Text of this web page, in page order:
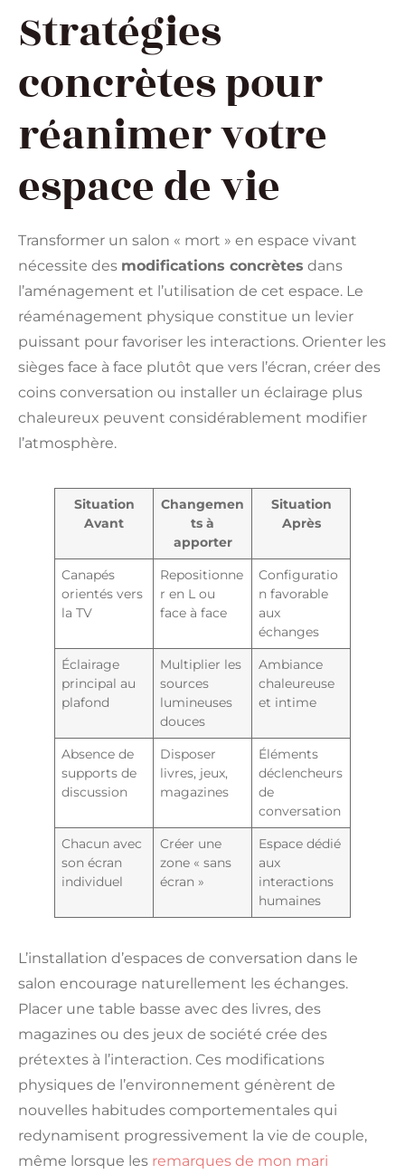
Stratégies
concrètes pour
réanimer votre
espace de vie
Transformer un salon « mort » en espace vivant
nécessite des modifications concrètes dans
l’aménagement et l’utilisation de cet espace. Le
réaménagement physique constitue un levier
puissant pour favoriser les interactions. Orienter les
sièges face à face plutôt que vers l’écran, créer des
coins conversation ou installer un éclairage plus
chaleureux peuvent considérablement modifier
l’atmosphère.
Situation
Avant
Changemen
ts à
apporter
Situation
Après
Canapés
orientés vers
la TV
Repositionne
r en L ou
face à face
Configuratio
n favorable
aux
échanges
Éclairage
principal au
plafond
Multiplier les
sources
lumineuses
douces
Ambiance
chaleureuse
et intime
Absence de
supports de
discussion
Disposer
livres, jeux,
magazines
Éléments
déclencheurs
de
conversation
Chacun avec
son écran
individuel
Créer une
zone « sans
écran »
Espace dédié
aux
interactions
humaines
L’installation d’espaces de conversation dans le
salon encourage naturellement les échanges.
Placer une table basse avec des livres, des
magazines ou des jeux de société crée des
prétextes à l’interaction. Ces modifications
physiques de l’environnement génèrent de
nouvelles habitudes comportementales qui
redynamisent progressivement la vie de couple,
même lorsque les remarques de mon mari